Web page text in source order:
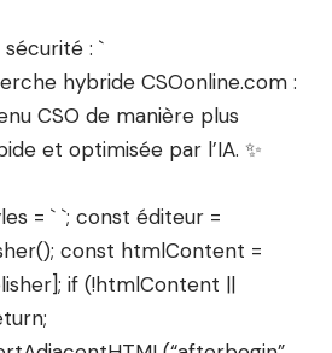
: `
hybride CSOonline.com :
CSO de manière plus
et optimisée par l’IA. ✨
= ` `; const éditeur =
const htmlContent =
if (!htmlContent ||